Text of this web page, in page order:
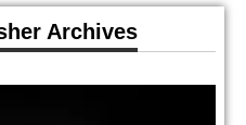
Archives